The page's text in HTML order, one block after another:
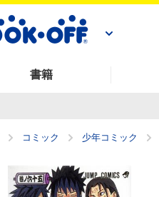
書籍
コミック 少年コミック